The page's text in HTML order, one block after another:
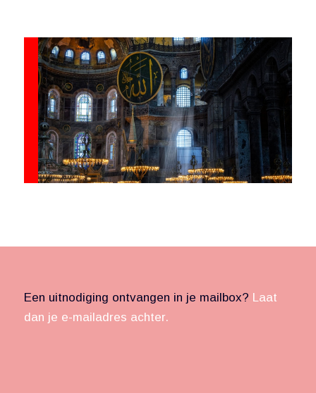
Een uitnodiging ontvangen in je mailbox? Laat
dan je e-mailadres achter.